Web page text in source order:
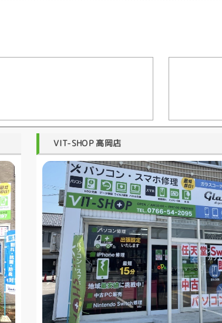
VIT-SHOP 高岡店